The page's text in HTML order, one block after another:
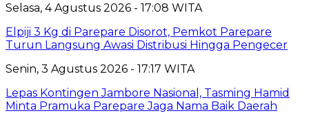
Selasa, 4 Agustus 2026 - 17:08 WITA
Elpiji 3 Kg di Parepare Disorot, Pemkot Parepare
Turun Langsung Awasi Distribusi Hingga Pengecer
Senin, 3 Agustus 2026 - 17:17 WITA
Lepas Kontingen Jambore Nasional, Tasming Hamid
Minta Pramuka Parepare Jaga Nama Baik Daerah